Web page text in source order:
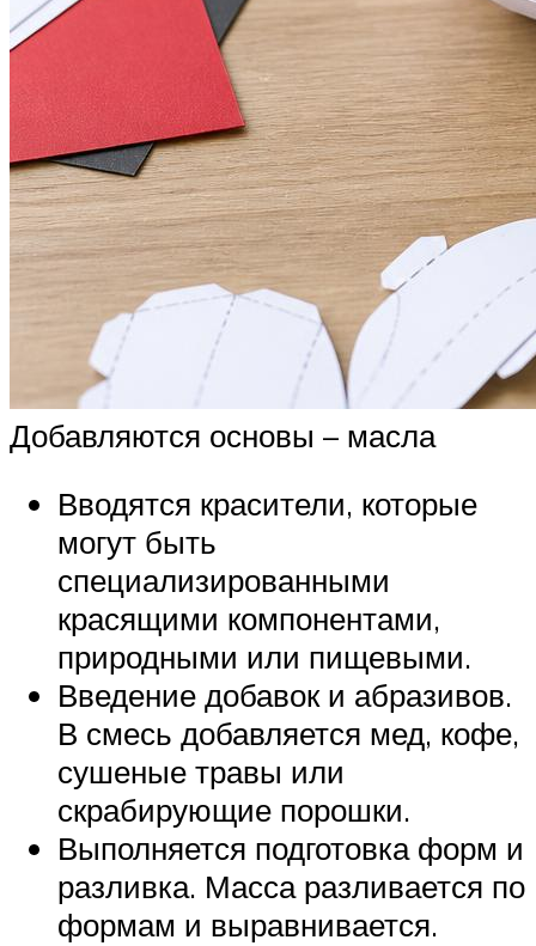
Добавляются основы – масла
Вводятся красители, которые
могут быть
специализированными
красящими компонентами,
природными или пищевыми.
Введение добавок и абразивов.
В смесь добавляется мед, кофе,
сушеные травы или
скрабирующие порошки.
Выполняется подготовка форм и
разливка. Масса разливается по
формам и выравнивается.